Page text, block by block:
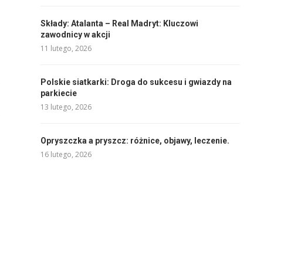
Składy: Atalanta – Real Madryt: Kluczowi
zawodnicy w akcji
11 lutego, 2026
Polskie siatkarki: Droga do sukcesu i gwiazdy na
parkiecie
13 lutego, 2026
Opryszczka a pryszcz: różnice, objawy, leczenie.
16 lutego, 2026